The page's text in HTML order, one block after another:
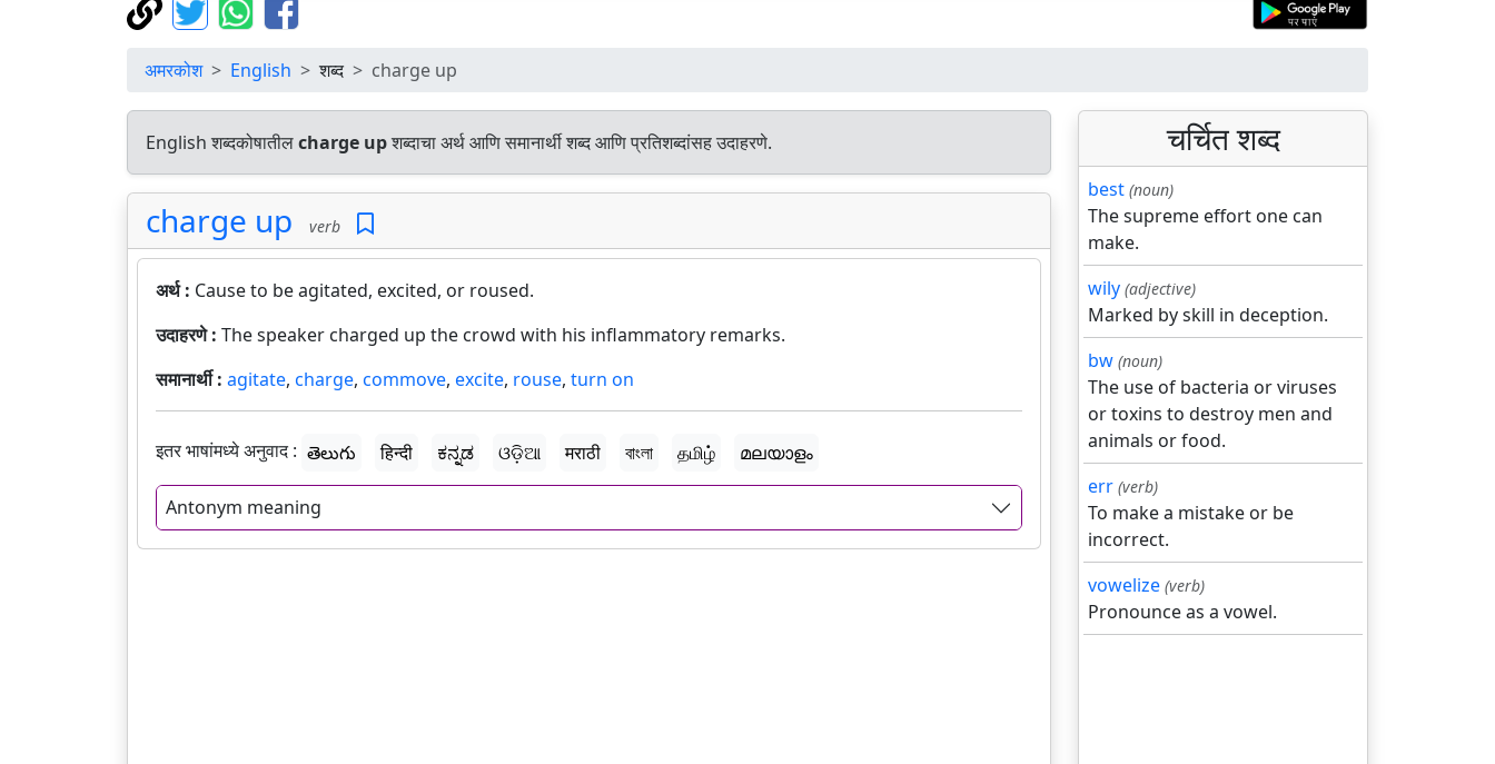
अमरकोश English शब्द charge up
English शब्दकोषातीलcharge upशब्दाचा अर्थ आणि समानार्थी शब्द आणि प्रतिशब्दांसह उदाहरणे.
charge up verb
अर्थ : Cause to be agitated, excited, or roused.
उदाहरणे : The speaker charged up the crowd with his inflammatory remarks.
समानार्थी : agitate, charge, commove, excite, rouse, turn on
इतर भाषांमध्ये अनुवाद : తెలుగు हिन्दी ಕನ್ನಡ ଓଡ଼ିଆ मराठी বাংলা தமிழ் മലയാളം
Antonym meaning
चर्चित शब्द
best (noun)
The supreme effort one can
make.
wily (adjective)
Marked by skill in deception.
bw (noun)
The use of bacteria or viruses
or toxins to destroy men and
animals or food.
err (verb)
To make a mistake or be
incorrect.
vowelize (verb)
Pronounce as a vowel.